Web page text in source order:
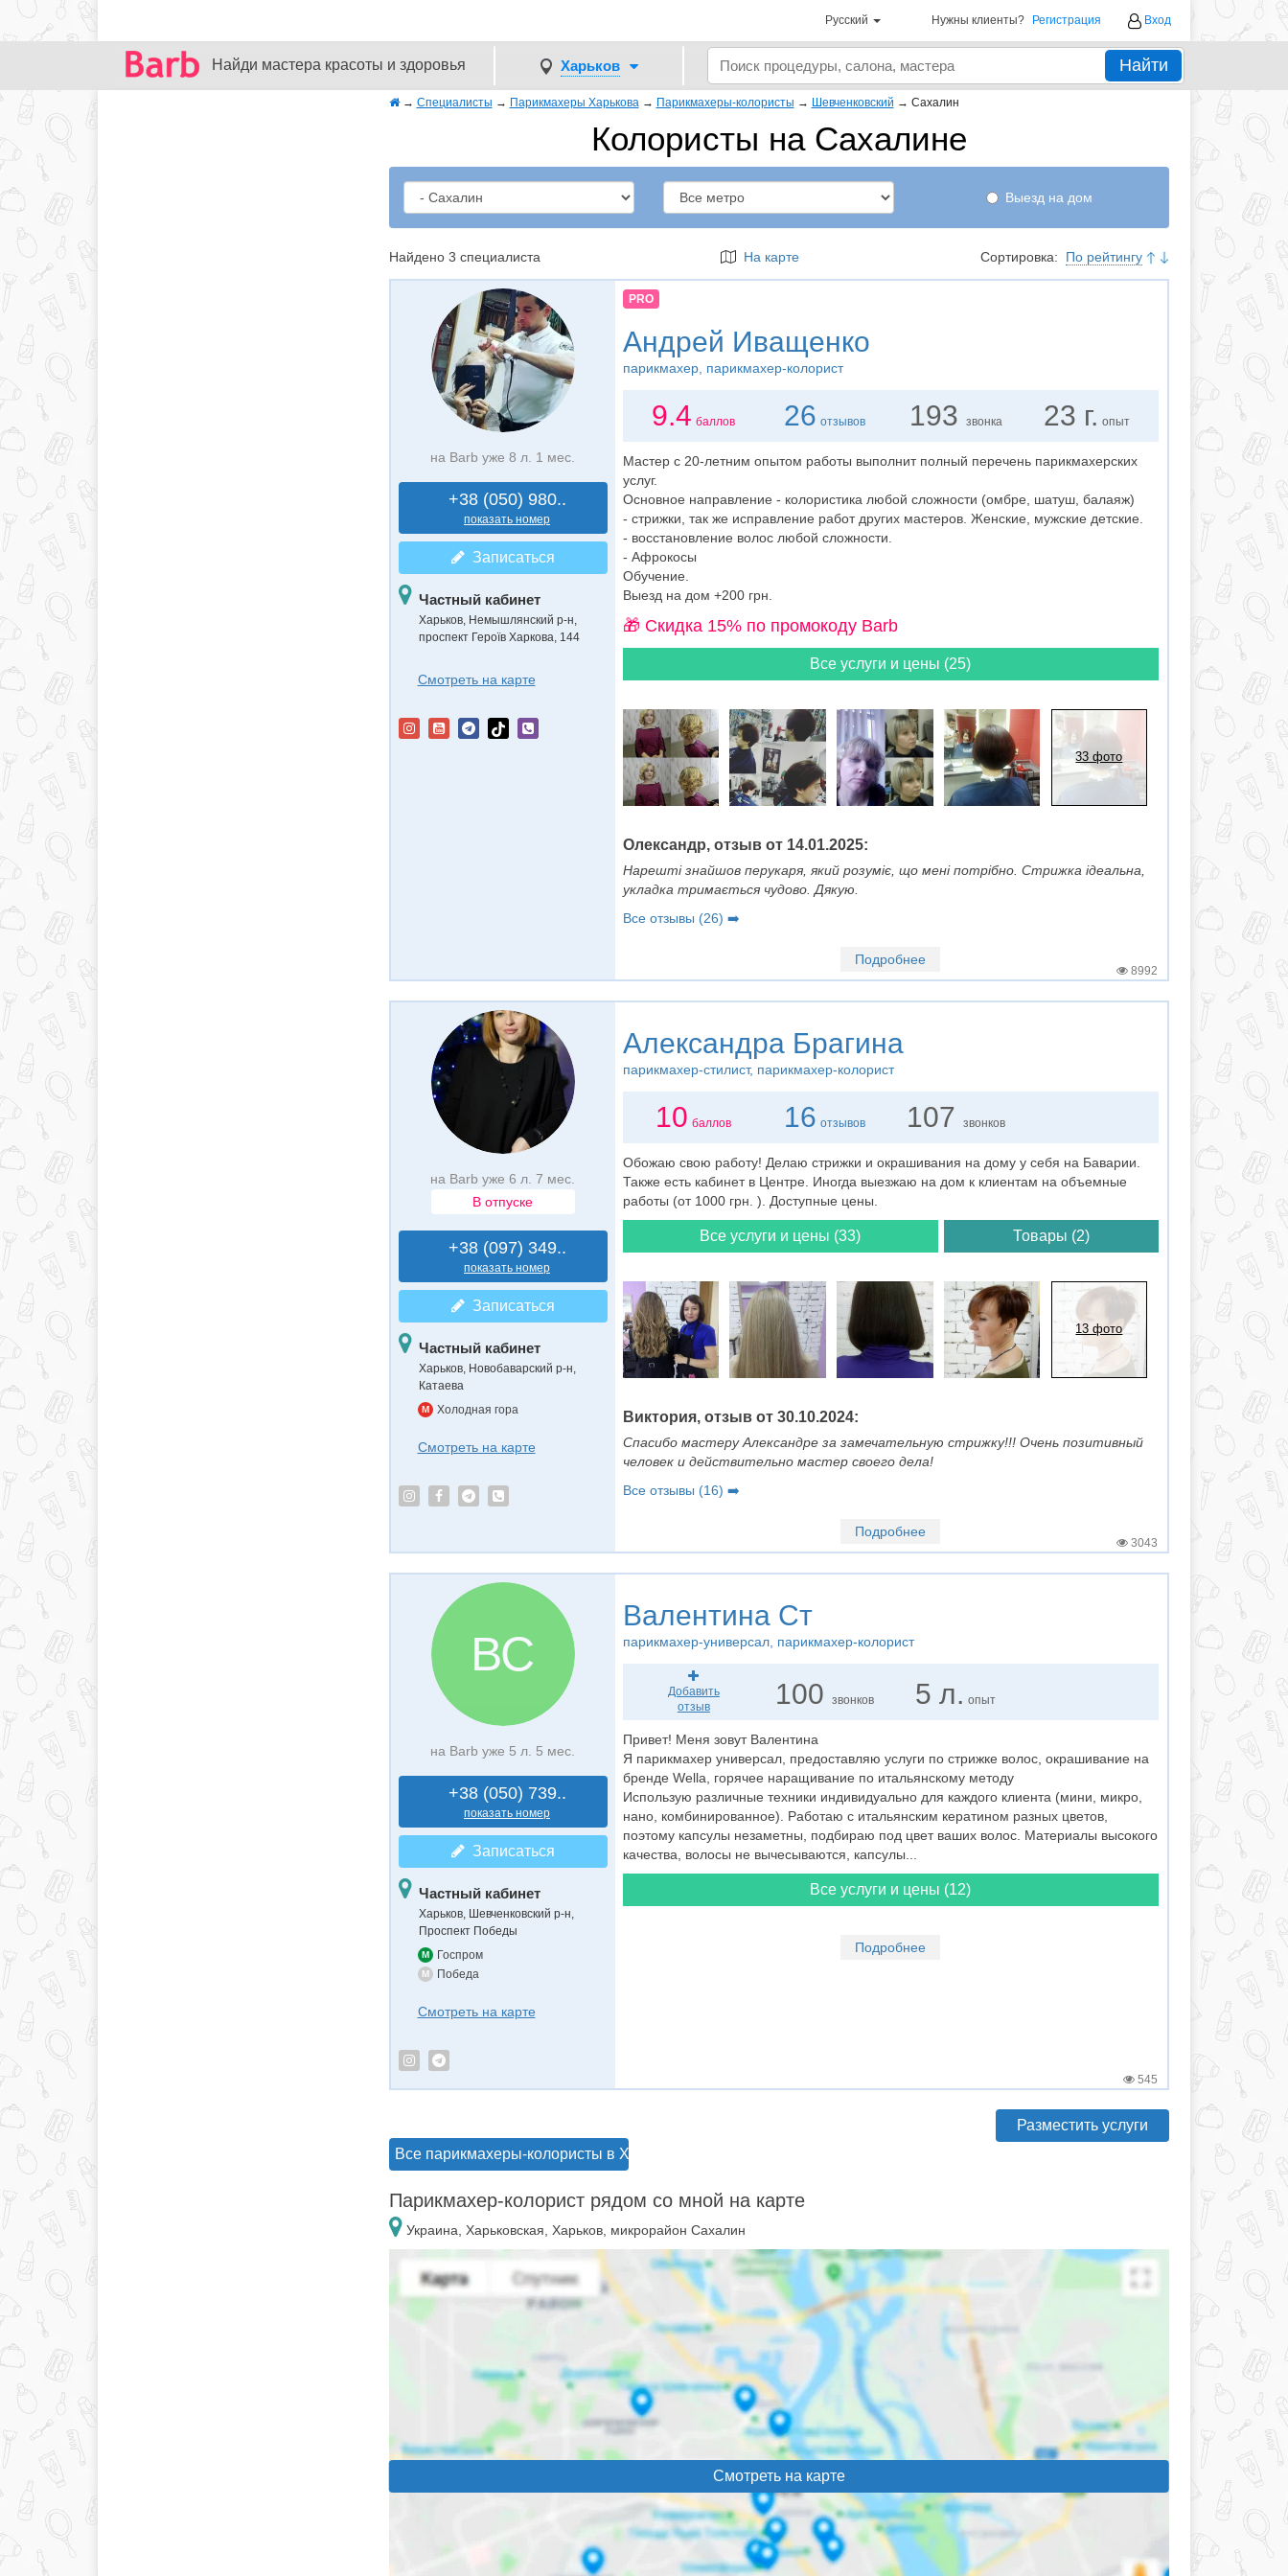
Русский Нужны клиенты? Регистрация Вход
Найди мастера красоты и здоровья Харьков Найти
→ Специалисты → Парикмахеры Харькова → Парикмахеры-колористы → Шевченковский → Сахалин
Колористы на Сахалине
Выезд на дом
Найдено 3 специалиста На карте Сортировка: По рейтингу
на Barb уже 8 л. 1 мес.
+38 (050) 980..
показать номер
Записаться
Частный кабинет
Харьков, Немышлянский р-н,
проспект Героїв Харкова, 144
Смотреть на карте
PRO
Андрей Иващенко
парикмахер, парикмахер-колорист
9.4 баллов 26 отзывов 193 звонка 23 г. опыт
Мастер с 20-летним опытом работы выполнит полный перечень парикмахерских
услуг.
Основное направление - колористика любой сложности (омбре, шатуш, балаяж)
- стрижки, так же исправление работ других мастеров. Женские, мужские детские.
- восстановление волос любой сложности.
- Афрокосы
Обучение.
Выезд на дом +200 грн.
🎁 Cкидка 15% по промокоду Barb
Все услуги и цены (25)
33 фото
Олександр, отзыв от 14.01.2025:
Нарешті знайшов перукаря, який розуміє, що мені потрібно. Стрижка ідеальна,
укладка тримається чудово. Дякую.
Все отзывы (26) ➡️
Подробнее
8992
на Barb уже 6 л. 7 мес.
В отпуске
+38 (097) 349..
показать номер
Записаться
Частный кабинет
Харьков, Новобаварский р-н,
Катаева
M Холодная гора
Смотреть на карте
Александра Брагина
парикмахер-стилист, парикмахер-колорист
10 баллов 16 отзывов 107 звонков
Обожаю свою работу! Делаю стрижки и окрашивания на дому у себя на Баварии.
Также есть кабинет в Центре. Иногда выезжаю на дом к клиентам на объемные
работы (от 1000 грн. ). Доступные цены.
Все услуги и цены (33) Товары (2)
13 фото
Виктория, отзыв от 30.10.2024:
Спасибо мастеру Александре за замечательную стрижку!!! Очень позитивный
человек и действительно мастер своего дела!
Все отзывы (16) ➡️
Подробнее
3043
ВС
на Barb уже 5 л. 5 мес.
+38 (050) 739..
показать номер
Записаться
Частный кабинет
Харьков, Шевченковский р-н,
Проспект Победы
M Госпром
M Победа
Смотреть на карте
Валентина Ст
парикмахер-универсал, парикмахер-колорист
Добавить
отзыв
100звонков 5 л. опыт
Привет! Меня зовут Валентина
Я парикмахер универсал, предоставляю услуги по стрижке волос, окрашивание на
бренде Wella, горячее наращивание по итальянскому методу
Использую различные техники индивидуально для каждого клиента (мини, микро,
нано, комбинированное). Работаю с итальянским кератином разных цветов,
поэтому капсулы незаметны, подбираю под цвет ваших волос. Материалы высокого
качества, волосы не вычесываются, капсулы...
Все услуги и цены (12)
Подробнее
545
Все парикмахеры-колористы в Харькове
Разместить услуги
Парикмахер-колорист рядом со мной на карте
Украина, Харьковская, Харьков, микрорайон Сахалин
Смотреть на карте